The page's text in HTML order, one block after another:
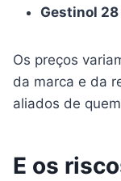
Gestinol
Os preços
da marca e da
aliados de
E os